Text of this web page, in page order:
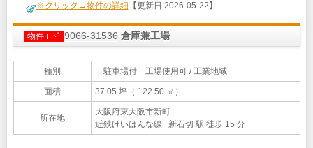
※クリック→物件の詳細 【更新日:2026-05-22】
物件ｺｰﾄﾞ 9066-31536 倉庫兼工場
種別 駐車場付 工場使用可 / 工業地域
面積 37.05 坪（ 122.50 ㎡）
所在地
大阪府東大阪市新町
近鉄けいはんな線 新石切 駅 徒歩 15 分